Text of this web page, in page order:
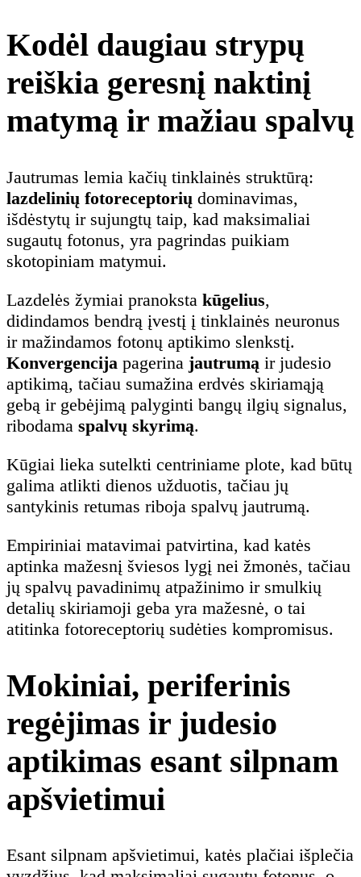
Kodėl daugiau strypų
reiškia geresnį naktinį
matymą ir mažiau spalvų
Jautrumas lemia kačių tinklainės struktūrą:
lazdelinių fotoreceptorių dominavimas,
išdėstytų ir sujungtų taip, kad maksimaliai
sugautų fotonus, yra pagrindas puikiam
skotopiniam matymui.
Lazdelės žymiai pranoksta kūgelius,
didindamos bendrą įvestį į tinklainės neuronus
ir mažindamos fotonų aptikimo slenkstį.
Konvergencija pagerina jautrumą ir judesio
aptikimą, tačiau sumažina erdvės skiriamąją
gebą ir gebėjimą palyginti bangų ilgių signalus,
ribodama spalvų skyrimą.
Kūgiai lieka sutelkti centriniame plote, kad būtų
galima atlikti dienos užduotis, tačiau jų
santykinis retumas riboja spalvų jautrumą.
Empiriniai matavimai patvirtina, kad katės
aptinka mažesnį šviesos lygį nei žmonės, tačiau
jų spalvų pavadinimų atpažinimo ir smulkių
detalių skiriamoji geba yra mažesnė, o tai
atitinka fotoreceptorių sudėties kompromisus.
Mokiniai, periferinis
regėjimas ir judesio
aptikimas esant silpnam
apšvietimui
Esant silpnam apšvietimui, katės plačiai išplečia